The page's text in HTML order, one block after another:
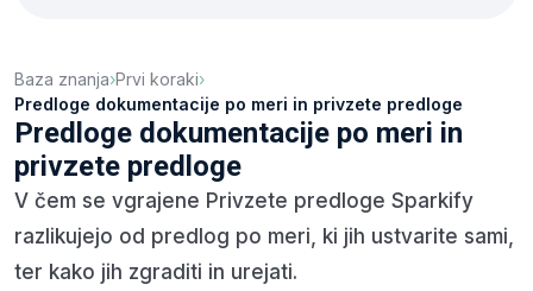
Baza znanja›Prvi koraki›
Predloge dokumentacije po meri in privzete predloge
Predloge dokumentacije po meri in
privzete predloge
V čem se vgrajene Privzete predloge Sparkify
razlikujejo od predlog po meri, ki jih ustvarite sami,
ter kako jih zgraditi in urejati.